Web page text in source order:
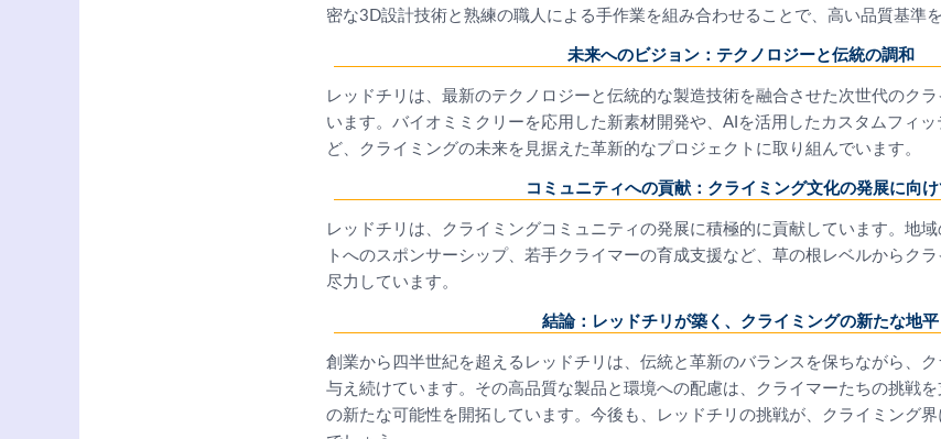
密な3D設計技術と熟練の職人による手作業を組み合わせることで、高い品質基準
未来へのビジョン：テクノロジーと伝統の調和
レッドチリは、最新のテクノロジーと伝統的な製造技術を融合させた次世代のク
います。バイオミミクリーを応用した新素材開発や、AIを活用したカスタムフィ
ど、クライミングの未来を見据えた革新的なプロジェクトに取り組んでいます。
コミュニティへの貢献：クライミング文化の発展に向け
レッドチリは、クライミングコミュニティの発展に積極的に貢献しています。地
トへのスポンサーシップ、若手クライマーの育成支援など、草の根レベルからク
尽力しています。
結論：レッドチリが築く、クライミングの新たな地平
創業から四半世紀を超えるレッドチリは、伝統と革新のバランスを保ちながら、
与え続けています。その高品質な製品と環境への配慮は、クライマーたちの挑戦
の新たな可能性を開拓しています。今後も、レッドチリの挑戦が、クライミング